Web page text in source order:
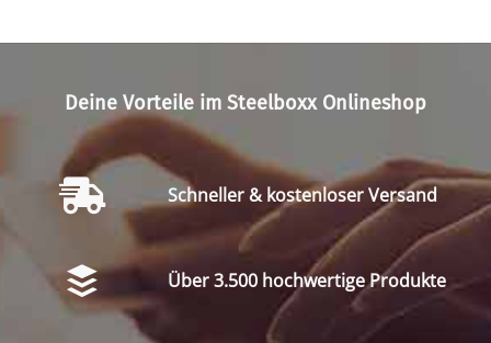
Deine Vorteile im Steelboxx Onlineshop
Schneller & kostenloser Versand
Über 3.500 hochwertige Produkte